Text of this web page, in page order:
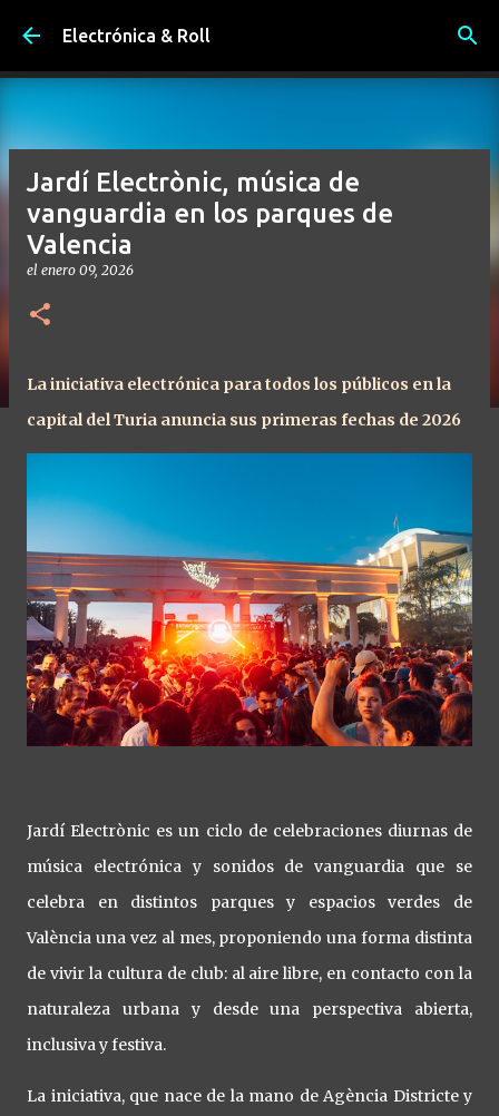
Ir al contenido principal
Electrónica & Roll
Jardí Electrònic, música de
vanguardia en los parques de
Valencia
el enero 09, 2026
La iniciativa electrónica para todos los públicos en la
capital del Turia anuncia sus primeras fechas de 2026
Jardí Electrònic es un ciclo de celebraciones diurnas de
música electrónica y sonidos de vanguardia que se
celebra en distintos parques y espacios verdes de
València una vez al mes, proponiendo una forma distinta
de vivir la cultura de club: al aire libre, en contacto con la
naturaleza urbana y desde una perspectiva abierta,
inclusiva y festiva.
La iniciativa, que nace de la mano de Agència Districte y